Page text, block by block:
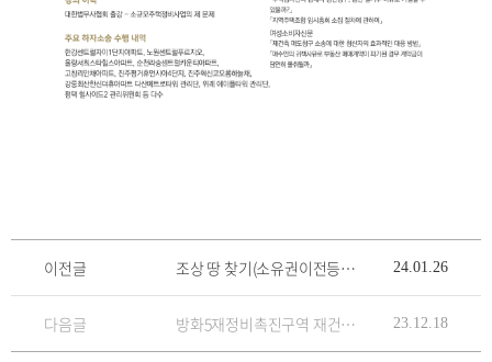
이전글 조상 땅 찾기(소유권이전등기말소) 사건에서 소유자를 대리하여 승소판결! 24.01.26
다음글 방화5재정비촉진구역 재건축정비사업조합의 조합장에 대한 직무집행정지가처분신청을 기각시키다. 23.12.18